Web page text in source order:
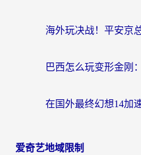
爱奇艺地域限制